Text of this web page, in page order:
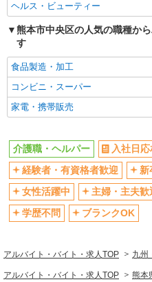
ヘルス・ビューティー
熊本市中央区の人気の職種か
す
食品製造・加工
コンビニ・スーパー
家電・携帯販売
介護職・ヘルパー 入社日
経験者・有資格者歓迎
新
女性活躍中
主婦・主夫歓
学歴不問
ブランクOK
アルバイト・バイト・求人TOP 九州
アルバイト・バイト・求人TOP 熊本